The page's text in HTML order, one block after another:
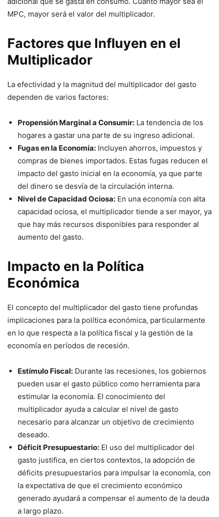
MPC, mayor será el valor del multiplicador.
Factores que Influyen en el
Multiplicador
La efectividad y la magnitud del multiplicador del gasto
dependen de varios factores:
Propensión Marginal a Consumir: La tendencia de los
hogares a gastar una parte de su ingreso adicional.
Fugas en la Economía: Incluyen ahorros, impuestos y
compras de bienes importados. Estas fugas reducen el
impacto del gasto inicial en la economía, ya que parte
del dinero se desvía de la circulación interna.
Nivel de Capacidad Ociosa: En una economía con alta
capacidad ociosa, el multiplicador tiende a ser mayor, ya
que hay más recursos disponibles para responder al
aumento del gasto.
Impacto en la Política
Económica
El concepto del multiplicador del gasto tiene profundas
implicaciones para la política económica, particularmente
en lo que respecta a la política fiscal y la gestión de la
economía en períodos de recesión.
Estímulo Fiscal: Durante las recesiones, los gobiernos
pueden usar el gasto público como herramienta para
estimular la economía. El conocimiento del
multiplicador ayuda a calcular el nivel de gasto
necesario para alcanzar un objetivo de crecimiento
deseado.
Déficit Presupuestario: El uso del multiplicador del
gasto justifica, en ciertos contextos, la adopción de
déficits presupuestarios para impulsar la economía, con
la expectativa de que el crecimiento económico
generado ayudará a compensar el aumento de la deuda
a largo plazo.